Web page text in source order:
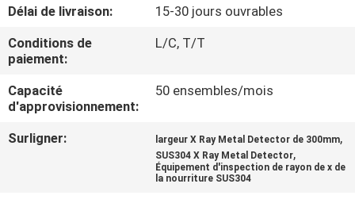
CONTRÔLE
DE
QUALITÉ
CONTACTEZ-
Délai de livraison:
15-30 jours ouvrables
Conditions de
paiement:
L/C, T/T
Capacité
d'approvisionnement:
50 ensembles/mois
Surligner: largeur X Ray Metal Detector de 300mm,
SUS304 X Ray Metal Detector,
Équipement d'inspection de rayon de x de
la nourriture SUS304